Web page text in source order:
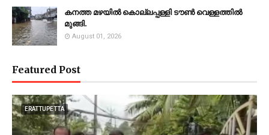
കനത്ത മഴയില്‍ കൊല്ലപ്പള്ളി ടൗണ്‍ വെള്ളത്തില്‍
മുങ്ങി.
August 01, 2026
Featured Post
ERATTUPETTA